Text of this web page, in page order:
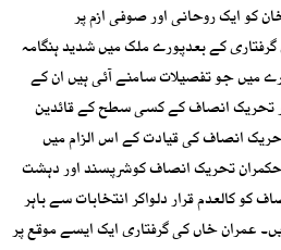
کو ایک روحانی اور صوفی ازم پر
گرفتاری کے بعدپورے ملک میں شدید ہنگامہ
میں جو تفصیلات سامنے آئی ہیں ان کے
تحریک انصاف کے کسی سطح کے قائدین
انصاف کی قیادت کے اس الزام میں
تحریک انصاف کوشرپسند اور دہشت
کالعدم قرار دلواکر انتخابات سے باہر
عمران خاں کی گرفتاری ایک ایسے موقع پر